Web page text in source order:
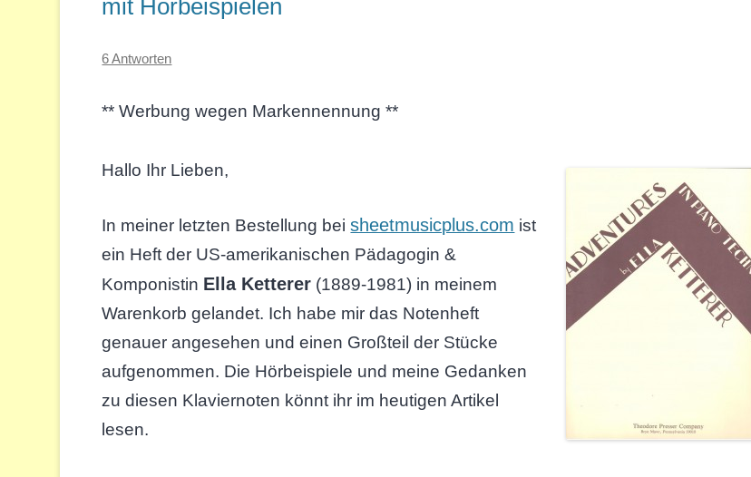
mit Hörbeispielen
6 Antworten
** Werbung wegen Markennennung **
Hallo Ihr Lieben,
In meiner letzten Bestellung beisheetmusicplus.com ist
ein Heft der US-amerikanischen Pädagogin &
Komponistin Ella Ketterer (1889-1981) in meinem
Warenkorb gelandet. Ich habe mir das Notenheft
genauer angesehen und einen Großteil der Stücke
aufgenommen. Die Hörbeispiele und meine Gedanken
zu diesen Klaviernoten könnt ihr im heutigen Artikel
lesen.